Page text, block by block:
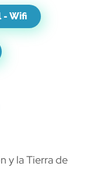
- Wifi
y la Tierra de